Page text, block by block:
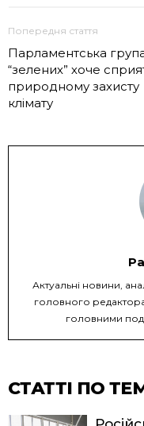
Попередня стаття
Парламентська
“зелених” хоче
природному захисту
клімату
Актуальні новини,
головного
головними
СТАТТІ ПО